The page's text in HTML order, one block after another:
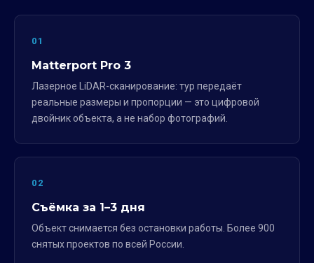
01
Matterport Pro 3
Лазерное LiDAR-сканирование: тур передаёт
реальные размеры и пропорции — это цифровой
двойник объекта, а не набор фотографий.
02
Съёмка за 1–3 дня
Объект снимается без остановки работы. Более 900
снятых проектов по всей России.